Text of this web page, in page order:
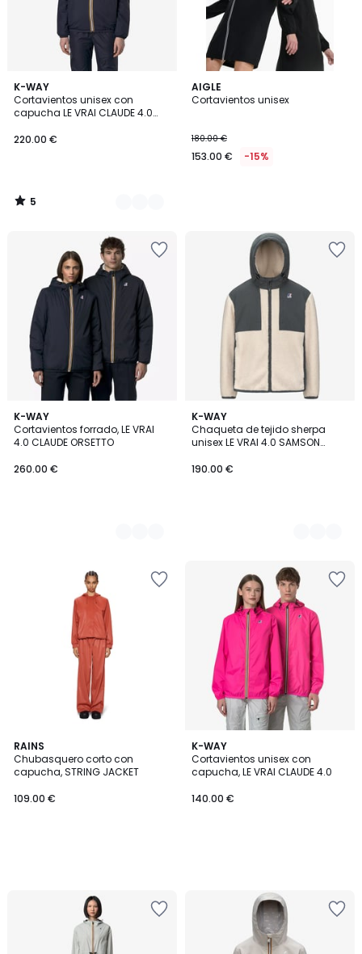
K-WAY
Cortavientos unisex con
capucha LE VRAI CLAUDE 4.0
220.00 €
5
/
5
2
Colores
5
/
AIGLE
Cortavientos unisex
180.00 €
153.00 € -15%
K-WAY
Cortavientos forrado, LE VRAI
4.0 CLAUDE ORSETTO
260.00 €
4
Colores
K-WAY
Chaqueta de tejido sherpa
unisex LE VRAI 4.0 SAMSON
190.00 €
2
Colores
RAINS
Chubasquero corto con
capucha, STRING JACKET
109.00 €
K-WAY
Cortavientos unisex con
capucha, LE VRAI CLAUDE 4.0
140.00 €